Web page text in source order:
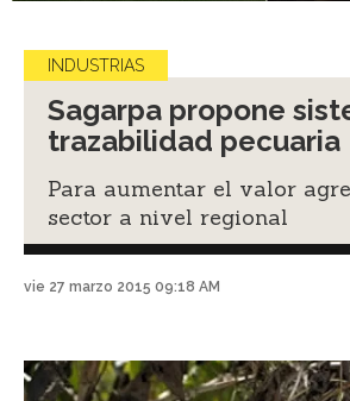
INDUSTRIAS
Sagarpa propone
trazabilidad pecuaria
Para aumentar el valor
sector a nivel regional
vie 27 marzo 2015 09:18 AM